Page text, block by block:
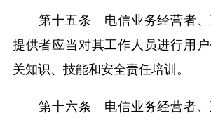
第十五条 电信业务经营者、
提供者应当对其工作人员进行用
关知识、技能和安全责任培训。
第十六条 电信业务经营者、